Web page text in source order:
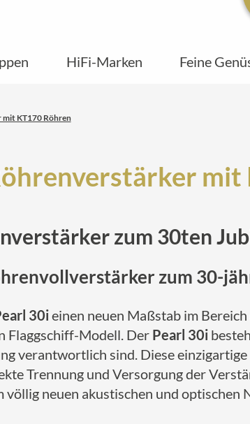
HiFi-Marken Feine
mit KT170 Röhren
mit
zum 30ten
zum 30-
30ieinen neuen Maßstab im
Flaggschiff-Modell. Der Pearl 30i
verantwortlich sind. Diese
Trennung und Versorgung der
neuen akustischen und optischen